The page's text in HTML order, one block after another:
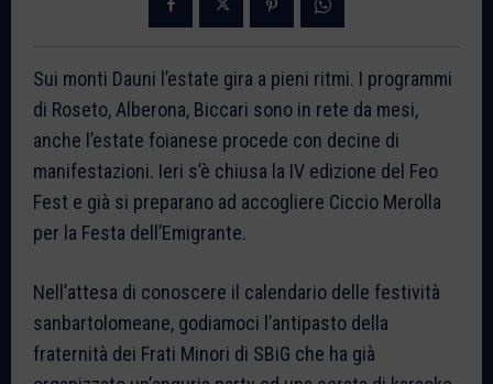
Sui monti Dauni l’estate gira a pieni ritmi. I programmi
di Roseto, Alberona, Biccari sono in rete da mesi,
anche l’estate foianese procede con decine di
manifestazioni. Ieri s’è chiusa la IV edizione del Feo
Fest e già si preparano ad accogliere Ciccio Merolla
per la Festa dell’Emigrante.
Nell’attesa di conoscere il calendario delle festività
sanbartolomeane, godiamoci l’antipasto della
fraternità dei Frati Minori di SBiG che ha già